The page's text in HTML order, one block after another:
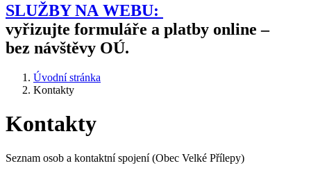
SLUŽBY NA WEBU:
vyřizujte formuláře a platby online –
bez návštěvy OÚ.
Úvodní stránka
Kontakty
Kontakty
Seznam osob a kontaktní spojení (Obec Velké Přílepy)